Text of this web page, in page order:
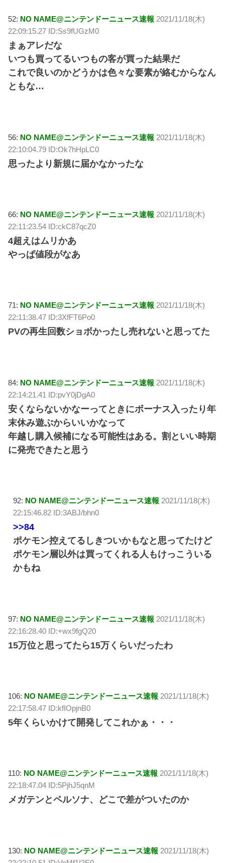
52: NO NAME@ニンテンドーニュース速報 2021/11/18(木)
22:09:15.27 ID:Ss9fUGzM0
まぁアレだな
いつも買ってるいつもの客が買った結果だ
これで良いのかどうかは色々な要素が絡むからなん
ともな…
56: NO NAME@ニンテンドーニュース速報 2021/11/18(木)
22:10:04.79 ID:Ok7hHpLC0
思ったより新規に届かなかったな
66: NO NAME@ニンテンドーニュース速報 2021/11/18(木)
22:11:23.54 ID:ckC87qcZ0
4超えはムリかあ
やっぱ値段がなあ
71: NO NAME@ニンテンドーニュース速報 2021/11/18(木)
22:11:38.47 ID:3XfFT6Po0
PVの再生回数ショボかったし売れないと思ってた
84: NO NAME@ニンテンドーニュース速報 2021/11/18(木)
22:14:21.41 ID:pvY0jDgA0
安くならないかなーってときにボーナス入ったり年
末休み遊ぶからいいかなって
年越し購入候補になる可能性はある。割といい時期
に発売できたと思う
92: NO NAME@ニンテンドーニュース速報 2021/11/18(木)
22:15:46.82 ID:3ABJ/bhn0
>>84
ポケモン控えてるしきついかもなと思ってたけど
ポケモン層以外は買ってくれる人もけっこういる
かもね
97: NO NAME@ニンテンドーニュース速報 2021/11/18(木)
22:16:28.40 ID:+wx9fgQ20
15万位と思ってたら15万くらいだったわ
106: NO NAME@ニンテンドーニュース速報 2021/11/18(木)
22:17:58.47 ID:kfIOpjnB0
5年くらいかけて開発してこれかぁ・・・
110: NO NAME@ニンテンドーニュース速報 2021/11/18(木)
22:18:47.04 ID:5PjhJ5qnM
メガテンとペルソナ、どこで差がついたのか
130: NO NAME@ニンテンドーニュース速報 2021/11/18(木)